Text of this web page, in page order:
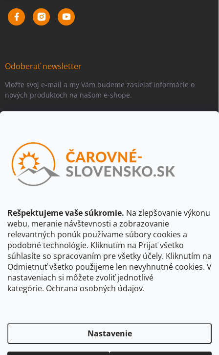
Rešpektujeme vaše súkromie. Na zlepšovanie výkonu
webu, meranie návštevnosti a zobrazovanie
relevantných ponúk používame súbory cookies a
podobné technológie. Kliknutím na Prijať všetko
súhlasíte so spracovaním pre všetky účely. Kliknutím na
Odmietnuť všetko použijeme len nevyhnutné cookies. V
nastaveniach si môžete zvoliť jednotlivé
kategórie. Ochrana osobných údajov.
Nastavenie
Odoberať newsletter
Vložte svoj e-mail a my Vám budeme zasielať informácie o
nových produktoch na našom e-shope.
Vložením e-mailu súhlasíte spodmienkami ochrany osobných
údajov
Beriem na vedomie, že adresa bude spracovaná za účelom
údajov dostupnými na tejto stránke.
Prihlásiť sa
CBS Slovensko CBS Česko Shocart
VKÚ Mapy Harmanec
Čarovné Česko